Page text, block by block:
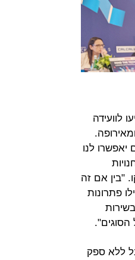
לוועידה
יאפשרו לנו
"בין אם זה
פתרונות
ללא ספק